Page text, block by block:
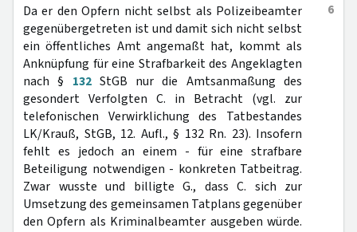
6
Da er den Opfern nicht selbst als Polizeibeamter
gegenübergetreten ist und damit sich nicht selbst
ein öffentliches Amt angemaßt hat, kommt als
Anknüpfung für eine Strafbarkeit des Angeklagten
nach § 132StGB nur die Amtsanmaßung des
gesondert Verfolgten C. in Betracht (vgl. zur
telefonischen Verwirklichung des Tatbestandes
LK/Krauß, StGB, 12. Aufl., § 132 Rn. 23). Insofern
fehlt es jedoch an einem - für eine strafbare
Beteiligung notwendigen - konkreten Tatbeitrag.
Zwar wusste und billigte G., dass C. sich zur
Umsetzung des gemeinsamen Tatplans gegenüber
den Opfern als Kriminalbeamter ausgeben würde.